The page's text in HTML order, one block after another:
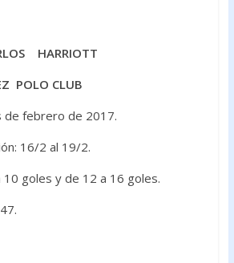
HARRIOTT
POLO CLUB
de febrero de 2017.
16/2 al 19/2.
goles y de 12 a 16 goles.